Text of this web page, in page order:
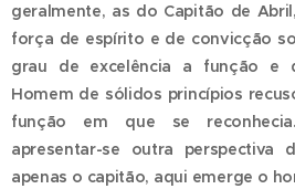
geralmente, as do Capitão de
força de espírito e de convicção
grau de excelência a função e
Homem de sólidos princípios
função em que se
apresentar-se outra perspectiva
apenas o capitão, aqui emerge o